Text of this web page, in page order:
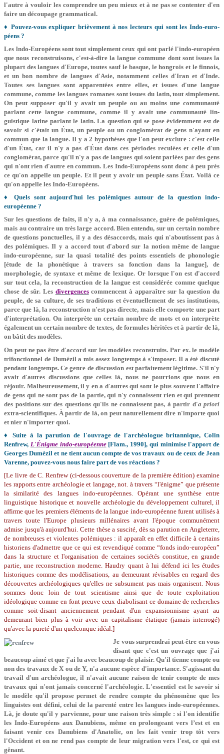
l'autre à vouloir les com­prendre un peu mieux et à ne pas se contenter d'en
faire un découpage grammatical.
♦ Pouvez-vous expliquer brièvement à nos lecteurs qui sont les Indo-euro­
péens ?
Les lndo-Européens sont tout sim­plement ceux qui ont parlé l'indo-euro­péen
que nous reconstruisons, c'est-à­-dire la langue commune dont sont issues la
plupart des langues d'Europe, toutes sauf le basque, le hongrois et le finnois,
et un bon nombre de langues d'Asie, notamment celles d'Iran et d'Inde.
Toutes ses langues sont appa­rentées entre elles, et issues d'une langue
commune, comme les langues romanes sont issues du latin, tout sim­plement.
On peut supposer qu'il y avait un peuple ou au moins une communau­té
parlant cette langue commune, comme il y avait une communauté lin­
guistique latine parlant le latin. La question qui se pose évidemment est de
savoir si c'était un État, un peuple ou un conglomérat de gens n'ayant en
commun que la langue. Il y a 2 hypothèses que l'on peut exclure : c'est celle
d'un État, car il n'y a pas d'État dans ces périodes reculées et celle d'un
conglomérat, parce qu'il n'y a pas de langues qui soient parlées par des gens
qui n'ont rien d'autre en commun. Les Indo-Européens sont donc à peu près
ce qu'on appelle un peuple. Et il peut y avoir un peuple sans État. Voilà ce
qu'on appelle les Indo-Européens.
♦ Quels sont aujourd'hui les polémiques autour de la question indo-
européenne ?
Sur les questions de faits, il n'y a, à ma connaissance, guère de polémiques,
mais au contraire un très large accord. Bien entendu, sur un certain nombre
de questions ponctuelles, il y a des désac­cords, mais qui n'aboutissent pas à
des polémiques. Il y a accord tout d'abord sur la notion même de langue
indo­-européenne, sur la quasi totalité des points essentiels de phonologie
[étude de la phonétique à travers sa fonction dans la langue], de
morphologie, de syntaxe et même de lexique. Or lorsque l'on est d'accord
sur tout cela, la reconstruction de la langue est considérée comme quelque
chose de sûr. Les divergencescom­mencent à apparaître sur la question du
peuple, de sa culture, de ses traditions et éventuellement de ses institutions,
parce que là, la reconstruction n'est pas directe, mais elle comporte une part
d'interprétation. On interprète un cer­tain nombre de mots et on interprète
également un certain nombre de textes, de formules héritées et à partir de là,
on bâtit des modèles.
On peut ne pas être d'accord sur les modèles recons­truits. Par ex. le modèle
trifonc­tionnel de Dumézil a mis assez long­temps à s'imposer. Il a été discuté
pen­dant longtemps. Ce genre de discussion est parfaitement légitime. S'il n'y
avait d'autres discussions que celles là, nous ne pourrions que nous en
réjouir. Mal­heureusement, il y en a d'autres qui sont le plus souvent l'affaire
de gens qui ne sont pas de la partie, qui n'y connaissent rien et qui prennent
des positions sur des questions qu'ils ne connaissent pas, à partir d'a priori
extra-scientifiques. À partir de là, on peut naturellement dire n'importe quoi
et nier n'importer quoi.
♦ Suite à la parution de l'ouvrage de l'archéologue britannique, Colin
Renfrew, L'Énigme indo-européenne[Flam., 1990], qui minimise l'apport de
Georges Dumézil et ne tient aucun compte de vos travaux ou de ceux de Jean
Varenne, pouvez-vous nous faire part de vos réactions ?
[Le livre de C. Renfrew (ci-dessous couverture de la première édition) examine
les rapports entre archéologie et langage, not. à travers “l'énigme” que présente
la similarité des langues indo-européennes. Opérant une synthèse entre
linguistique historique et nouvelle archéologie du développement culturel, il
affirme que les premiers éléments de la langue indo-européenne furent utilisés à
travers toute l'Europe plusieurs millénaires avant l'époque communément
admise jusqu'à aujourd'hui. Cette thèse a suscité, dès sa parution en Angleterre,
de nombreuses et violentes polémiques : il apparaît en effet difficile à certains
historiens d'admettre que ce qui est revendiqué comme “fonds indo-européen”
dans la structure et l'organisation de certaines sociétés constitue, en grande
partie, une reconstruction moderne. Haudry quant à lui défend ici les études
historiques comme des modélisations, au demeurant révisables en regard des
découvertes archéologiques qu'elles ne subsument pas mais organisent. Nous
sommes donc loin de tout scientisme ainsi que de toute exploitation
idéologique comme en font preuve ceux diabolisant ce domaine de recherches
comme soit-disant anciennement pendant d'un expansionnisme ayant au
demeurant bien plus à voir avec un capitalisme étatique (jamais interrogé)
qu'avec la pureté d'un quelconque idéal.]
Je vous surprendrai peut-être en vous
disant que c'est un ouvrage que j'ai
beaucoup aimé et que j'ai lu avec beaucoup de plaisir. Qu'il tienne compte ou
non des travaux de X ou de Y, n'a aucune espèce d'importance. S'agissant du
travail d'un archéologue, il n'avait aucune raison de tenir comp­te de mes
travaux qui n'ont jamais concerné l'archéologie. L'essentiel est le savoir si
le modèle qu'il propose permet de rendre compte du phénomè­ne que les
linguistes ont défini, celui de la parenté entre les langues indo-­européennes.
Là, je doute qu'il y par­vienne, pour une raison très simple : si l'on identifie
les Indo-Européens aux Danubiens, même en prolongeant vers l’est et en
faisant venir ces Danubiens d'Anatolie, on les fait venir trop tôt vers
l'Occident et on ne rend pas compte de leur migration vers l'est, ce qui est
gênant.